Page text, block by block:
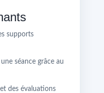
supports
séance grâce au
des évaluations